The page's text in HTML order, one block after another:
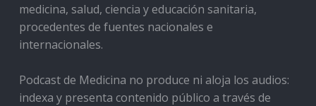
medicina, salud, ciencia y educación sanitaria,
procedentes de fuentes nacionales e
internacionales.
Podcast de Medicina no produce ni aloja los audios:
indexa y presenta contenido público a través de